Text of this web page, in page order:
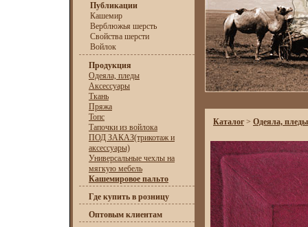
Публикации
Кашемир
Верблюжья шерсть
Свойства шерсти
Войлок
Продукция
Одеяла, пледы
Аксессуары
Ткань
Пряжа
Топс
Тапочки из войлока
ПОД ЗАКАЗ(трикотаж и
аксессуары)
Универсальные чехлы на
мягкую мебель
Кашемировое пальто
Где купить в розницу
Оптовым клиентам
Каталог > Одеяла, пледы